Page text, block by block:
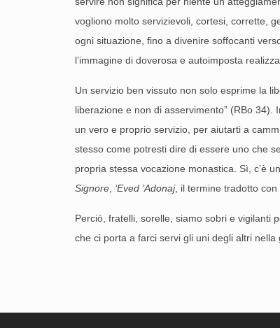
vogliono molto servizievoli, cortesi, corrette,
ogni situazione, fino a divenire soffocanti
l’immagine di doverosa e autoimposta
Un servizio ben vissuto non solo esprime la
liberazione e non di asservimento” (RBo 34).
un vero e proprio servizio, per aiutarti a
stesso come potresti dire di essere uno che
propria stessa vocazione monastica. Sì, c’è
Signore ‘Eved ’Adonaj, il termine tradotto con
Perciò, fratelli, sorelle, siamo sobri e vigilanti
che ci porta a farci servi gli uni degli altri